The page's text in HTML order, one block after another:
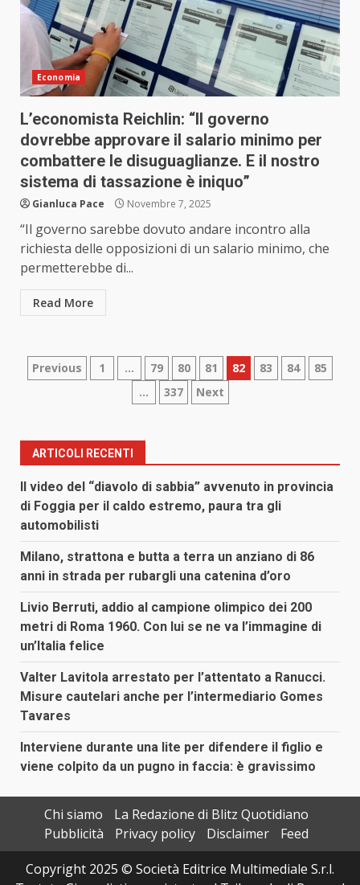
Economia
L’economista Reichlin: “Il governo
dovrebbe approvare il salario minimo per
combattere le disuguaglianze. E il nostro
sistema di tassazione è iniquo”
Gianluca Pace Novembre 7, 2025
“Il governo sarebbe dovuto andare incontro alla
richiesta delle opposizioni di un salario minimo, che
permetterebbe di...
Read More
Paginazione
articoli
Previous 1 … 79 80 81 82 83 84
85
…
337 Next
ARTICOLI RECENTI
Il video del “diavolo di sabbia” avvenuto in provincia
di Foggia per il caldo estremo, paura tra gli
automobilisti
Milano, strattona e butta a terra un anziano di 86
anni in strada per rubargli una catenina d’oro
Livio Berruti, addio al campione olimpico dei 200
metri di Roma 1960. Con lui se ne va l’immagine di
un’Italia felice
Valter Lavitola arrestato per l’attentato a Ranucci.
Misure cautelari anche per l’intermediario Gomes
Tavares
Interviene durante una lite per difendere il figlio e
viene colpito da un pugno in faccia: è gravissimo
Chi siamo
La Redazione di Blitz Quotidiano
Pubblicità
Privacy policy Disclaimer
Feed
Copyright 2025 © Società Editrice Multimediale S.r.l.